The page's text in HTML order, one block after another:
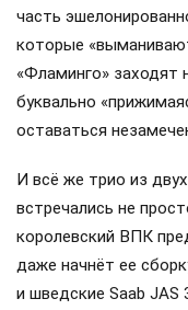
часть
которые
«Фламинго» заходят
буквально
оставаться
И всё же трио из
встречались не
королевский ВПК
даже начнёт ее
и шведские Saab